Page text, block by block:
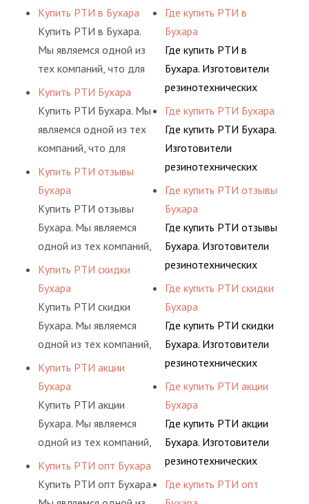
Вашего удобства
предусмотрели
возможность покупки
товаров за доступный
Купить РТИ в Бухара
Купить РТИ в Бухара.
Мы являемся одной из
тех компаний, что для
Вашего удобства
предусмотрели
возможность покупки
товаров за доступный
Купить РТИ Бухара
Купить РТИ Бухара. Мы
являемся одной из тех
компаний, что для
Вашего удобства
предусмотрели
возможность покупки
товаров за доступный
расчет.
Купить РТИ отзывы
Бухара
Купить РТИ отзывы
Бухара. Мы являемся
одной из тех компаний,
что для Вашего
удобства
предусмотрели
возможность покупки
товаров за доступный
Купить РТИ скидки
Бухара
Купить РТИ скидки
Бухара. Мы являемся
одной из тех компаний,
что для Вашего
удобства
предусмотрели
возможность покупки
товаров за доступный
Купить РТИ акции
Бухара
Купить РТИ акции
Бухара. Мы являемся
одной из тех компаний,
что для Вашего
удобства
предусмотрели
Купить РТИ опт Бухара
Купить РТИ опт Бухара.
изделий выпускают
широкий спектр
продукции из
натурального и
искусственного сырья,
искусственный и
природный каучук,
поливинилхлорид,
полиамид.
Где купить РТИ в
Бухара
Где купить РТИ в
Бухара. Изготовители
резинотехнических
изделий выпускают
широкий спектр
продукции из
натурального и
такого как:
искусственный и
природный каучук,
латекс,
поливинилхлорид,
полиамид.
Где купить РТИ Бухара
Где купить РТИ Бухара.
Изготовители
резинотехнических
изделий выпускают
широкий спектр
продукции из
натурального и
искусственного сырья,
искусственный и
природный каучук,
латекс,
поливинилхлорид,
полиамид.
Где купить РТИ отзывы
Бухара
Где купить РТИ отзывы
Бухара. Изготовители
резинотехнических
изделий выпускают
широкий спектр
продукции из
натурального и
искусственного сырья,
искусственный и
природный каучук,
латекс,
поливинилхлорид,
полиамид.
Где купить РТИ скидки
Бухара
Где купить РТИ скидки
Бухара. Изготовители
резинотехнических
изделий выпускают
широкий спектр
продукции из
натурального и
искусственного сырья,
искусственный и
Где купить РТИ акции
Бухара
Где купить РТИ акции
Бухара. Изготовители
резинотехнических
изделий выпускают
широкий спектр
Где купить РТИ опт